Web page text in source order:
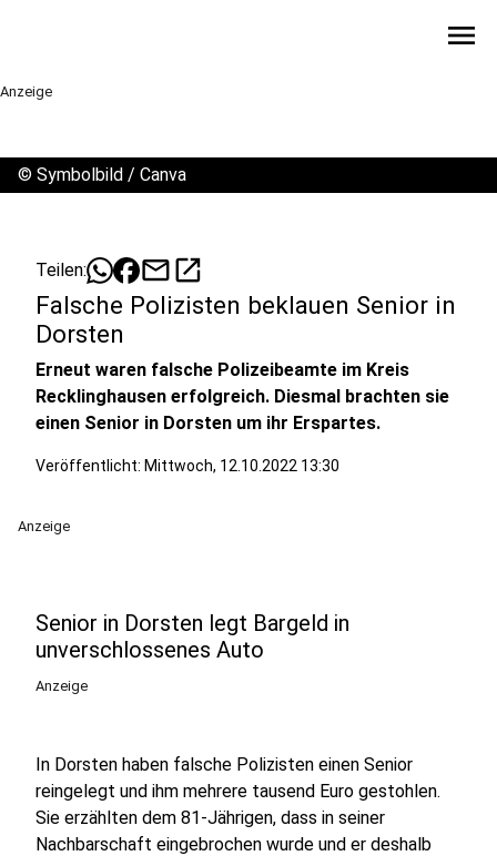
menu
Anzeige
© Symbolbild / Canva
Teilen: mailopen_in_new
Falsche Polizisten beklauen Senior in
Dorsten
Erneut waren falsche Polizeibeamte im Kreis
Recklinghausen erfolgreich. Diesmal brachten sie
einen Senior in Dorsten um ihr Erspartes.
Veröffentlicht: Mittwoch, 12.10.2022 13:30
Anzeige
Senior in Dorsten legt Bargeld in
unverschlossenes Auto
Anzeige
In Dorsten haben falsche Polizisten einen Senior
reingelegt und ihm mehrere tausend Euro gestohlen.
Sie erzählten dem 81-Jährigen, dass in seiner
Nachbarschaft eingebrochen wurde und er deshalb